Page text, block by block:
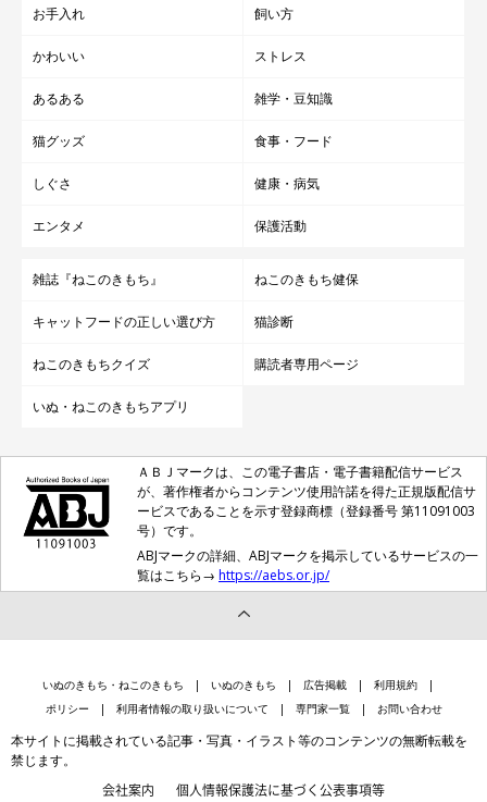
お手入れ 飼い方
かわいい ストレス
あるある 雑学・豆知識
猫グッズ 食事・フード
しぐさ 健康・病気
エンタメ 保護活動
雑誌『ねこのきもち』 ねこのきもち健保
キャットフードの正しい選び方 猫診断
ねこのきもちクイズ 購読者専用ページ
いぬ・ねこのきもちアプリ
ＡＢＪマークは、この電子書店・電子書籍配信サービス
が、著作権者からコンテンツ使用許諾を得た正規版配信サ
ービスであることを示す登録商標（登録番号 第11091003
号）です。
ABJマークの詳細、ABJマークを掲示しているサービスの一
覧はこちら→ https://aebs.or.jp/
いぬのきもち・ねこのきもち いぬのきもち 広告掲載
利用規約
ポリシー
利用者情報の取り扱いについて 専門家一覧 お問い合わせ
本サイトに掲載されている記事・写真・イラスト等のコンテンツの無断転載を
禁じます。
会社案内 個人情報保護法に基づく公表事項等